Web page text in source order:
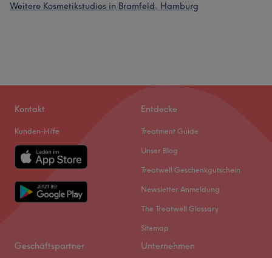
Weitere Kosmetikstudios in Bramfeld, Hamburg
Kontakt
Kunden-Hilfe
Entdecke
Treatment Guide
Unser Blog
Treatwell Geschenkgutschein
Newsletter Anmeldung
The Treatwell Glossary
Sitemap
Geschäftspartner Unternehmen